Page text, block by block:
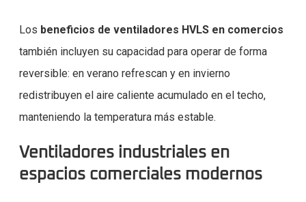
Los beneficios de ventiladores HVLS en comercios
también incluyen su capacidad para operar de forma
reversible: en verano refrescan y en invierno
redistribuyen el aire caliente acumulado en el techo,
manteniendo la temperatura más estable.
Ventiladores industriales en
espacios comerciales modernos